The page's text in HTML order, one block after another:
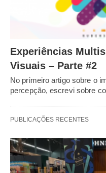
Experiências
Visuais – Parte #2
No primeiro artigo sobre o
percepção, escrevi sobre
PUBLICAÇÕES RECENTES